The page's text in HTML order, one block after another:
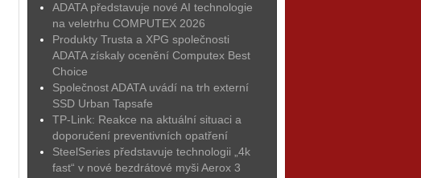
ADATA představuje nové AI technologie
na veletrhu COMPUTEX 2026
Produkty Trusta a XPG společnosti
ADATA získaly ocenění Computex Best
Choice
Společnost ADATA uvádí na trh externí
SSD Urban Tapsafe
TP-Link: Reakce na aktuální situaci a
doporučení preventivních opatření
SteelSeries představuje technologii „4k
fast“ v nové bezdrátové myši Aerox 3